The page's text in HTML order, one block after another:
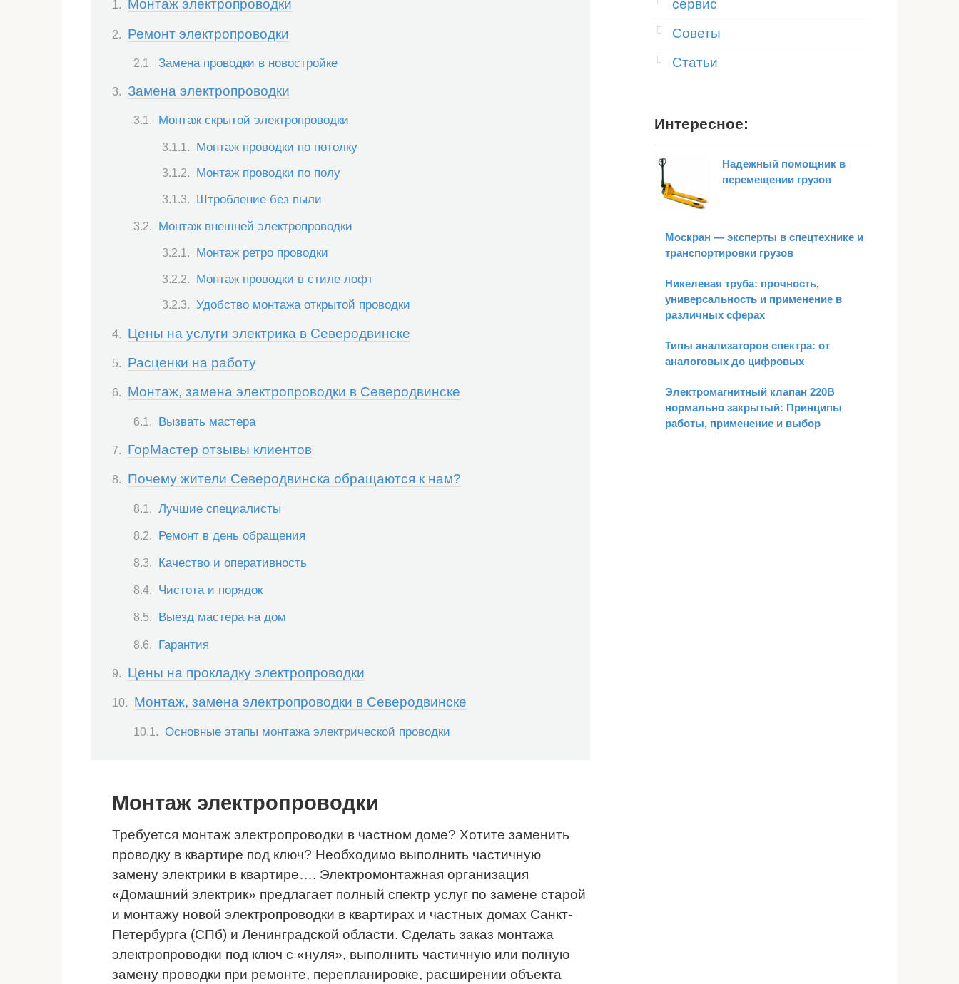
Монтаж электропроводки
Ремонт электропроводки
Замена проводки в новостройке
Замена электропроводки
Монтаж скрытой электропроводки
Монтаж проводки по потолку
Монтаж проводки по полу
Штробление без пыли
Монтаж внешней электропроводки
Монтаж ретро проводки
Монтаж проводки в стиле лофт
Удобство монтажа открытой проводки
Цены на услуги электрика в Северодвинске
Расценки на работу
Монтаж, замена электропроводки в Северодвинске
Вызвать мастера
ГорМастер отзывы клиентов
Почему жители Северодвинска обращаются к нам?
Лучшие специалисты
Ремонт в день обращения
Качество и оперативность
Чистота и порядок
Выезд мастера на дом
Гарантия
Цены на прокладку электропроводки
Монтаж, замена электропроводки в Северодвинске
Основные этапы монтажа электрической проводки
Монтаж электропроводки
Требуется монтаж электропроводки в частном доме? Хотите заменить
проводку в квартире под ключ? Необходимо выполнить частичную
замену электрики в квартире…. Электромонтажная организация
«Домашний электрик» предлагает полный спектр услуг по замене старой
и монтажу новой электропроводки в квартирах и частных домах Санкт-
Петербурга (СПб) и Ленинградской области. Сделать заказ монтажа
электропроводки под ключ с «нуля», выполнить частичную или полную
замену проводки при ремонте, перепланировке, расширении объекта
сервис
Советы
Статьи
Интересное:
Надежный помощник в
перемещении грузов
Москран — эксперты в спецтехнике и
транспортировки грузов
Никелевая труба: прочность,
универсальность и применение в
различных сферах
Типы анализаторов спектра: от
аналоговых до цифровых
Электромагнитный клапан 220В
нормально закрытый: Принципы
работы, применение и выбор